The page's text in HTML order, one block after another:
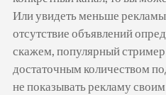
Или увидеть меньше
отсутствие объявлений
скажем, популярный
достаточным количеством
не показывать рекламу